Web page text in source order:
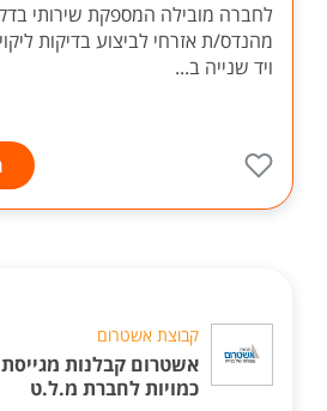
לחברה מובילה המספקת שירותי
מהנדס/ת אזרחי לביצוע בדיקות
ויד שנייה ב...
קבוצת אשטרום
אשטרום קבלנות
כמויות לחברת מ.ל.ט